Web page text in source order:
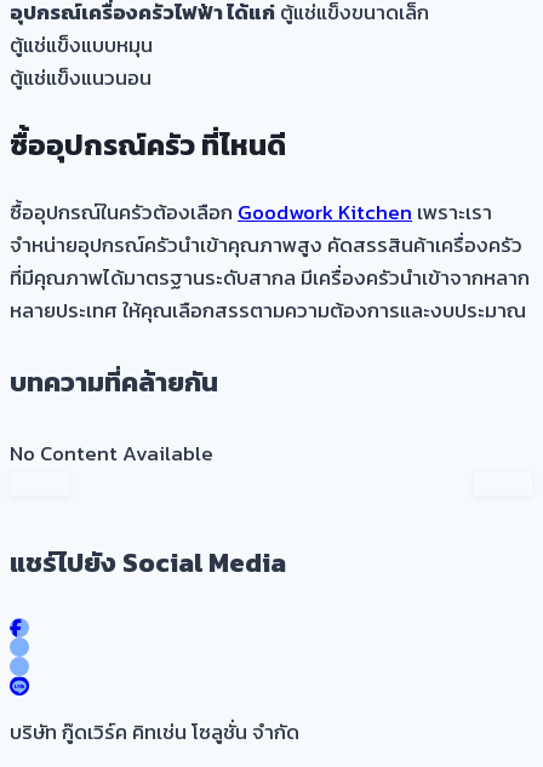
อุปกรณ์เครื่องครัวไฟฟ้า ได้แก่ตู้แช่แข็งขนาดเล็ก
ตู้แช่แข็งแบบหมุน
ตู้แช่แข็งแนวนอน
ซื้ออุปกรณ์ครัว ที่ไหนดี
ซื้ออุปกรณ์ในครัวต้องเลือก Goodwork Kitchen เพราะเรา
จำหน่ายอุปกรณ์ครัวนำเข้าคุณภาพสูง คัดสรรสินค้าเครื่องครัว
ที่มีคุณภาพได้มาตรฐานระดับสากล มีเครื่องครัวนำเข้าจากหลาก
หลายประเทศ ให้คุณเลือกสรรตามความต้องการและงบประมาณ
บทความที่คล้ายกัน
No Content Available
แชร์ไปยัง Social Media
บริษัท กู๊ดเวิร์ค คิทเช่น โซลูชั่น จำกัด